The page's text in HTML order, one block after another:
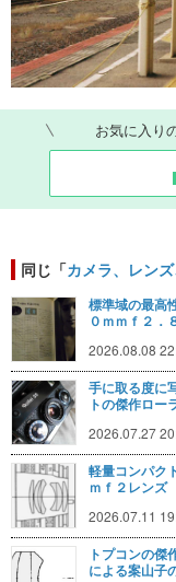
お気に入り
同じ「カメラ、レン
標準域の最高
０ｍｍｆ２．
2026.08.08
手に取る度に
トの傑作ロー
2026.07.27
軽量コンパク
ｍｆ２レンズ
2026.07.11
トプコンの傑
による案山子